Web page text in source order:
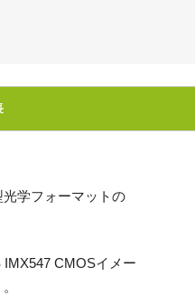
学フォーマットの
CMOSイメー